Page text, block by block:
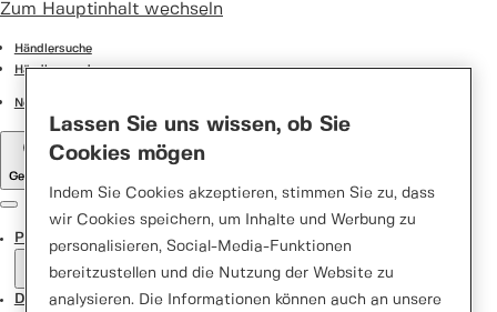
Zum Hauptinhalt wechseln
Händlersuche
Händler werden
Normstahl e-shop
Germany
Produkte
Door Designer
Lassen Sie uns wissen, ob Sie
Cookies mögen
Indem Sie Cookies akzeptieren, stimmen Sie zu, dass
wir Cookies speichern, um Inhalte und Werbung zu
personalisieren, Social-Media-Funktionen
bereitzustellen und die Nutzung der Website zu
analysieren. Die Informationen können auch an unsere